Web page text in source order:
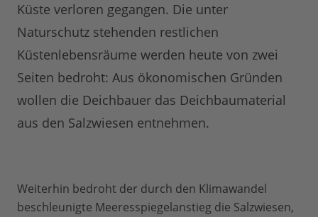
Küste verloren gegangen. Die unter
Naturschutz stehenden restlichen
Küstenlebensräume werden heute von zwei
Seiten bedroht: Aus ökonomischen Gründen
wollen die Deichbauer das Deichbaumaterial
aus den Salzwiesen entnehmen.
Weiterhin bedroht der durch den Klimawandel
beschleunigte Meeresspiegelanstieg die Salzwiesen,